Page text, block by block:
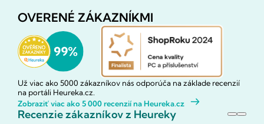
OVERENÉ ZÁKAZNÍKMI
Už viac ako 5000 zákazníkov nás odporúča na základe recenzií
na portáli Heureka.cz.
Zobraziť viac ako 5 000 recenzií na Heureka.cz
Recenzie zákazníkov z Heureky